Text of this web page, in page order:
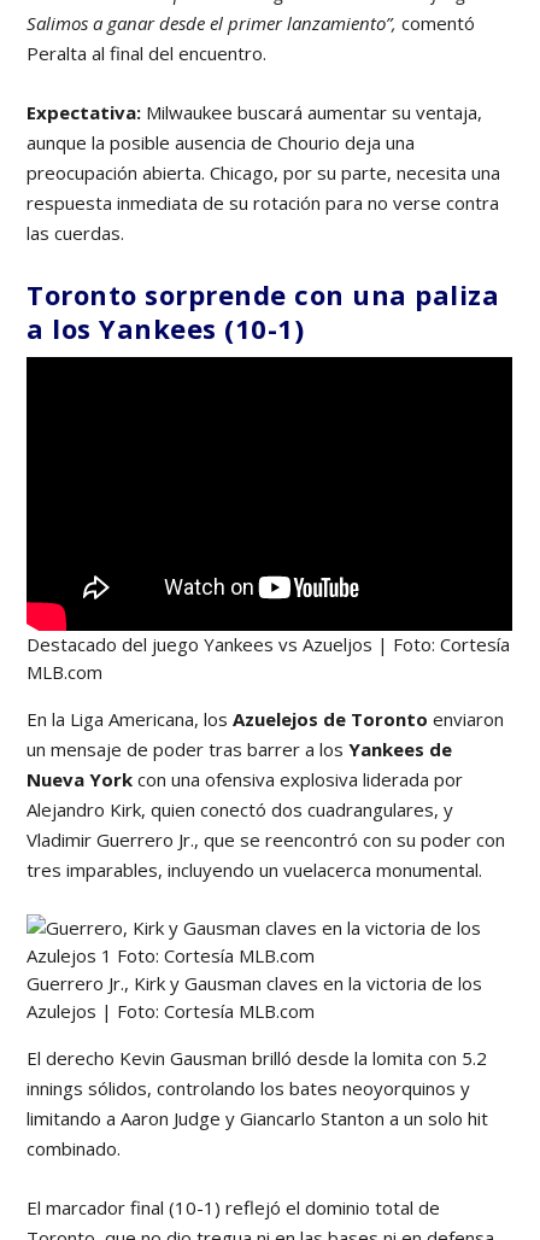
Salimos a ganar desde el primer lanzamiento”, comentó
Peralta al final del encuentro.
Expectativa: Milwaukee buscará aumentar su ventaja,
aunque la posible ausencia de Chourio deja una
preocupación abierta. Chicago, por su parte, necesita una
respuesta inmediata de su rotación para no verse contra
las cuerdas.
Toronto sorprende con una paliza
a los Yankees (10-1)
Destacado del juego Yankees vs Azueljos | Foto: Cortesía
MLB.com
En la Liga Americana, losAzuelejos de Toronto enviaron
un mensaje de poder tras barrer a losYankees de
Nueva York con una ofensiva explosiva liderada por
Alejandro Kirk, quien conectó dos cuadrangulares, y
Vladimir Guerrero Jr., que se reencontró con su poder con
tres imparables, incluyendo un vuelacerca monumental.
Guerrero Jr., Kirk y Gausman claves en la victoria de los
Azulejos | Foto: Cortesía MLB.com
El derecho Kevin Gausman brilló desde la lomita con 5.2
innings sólidos, controlando los bates neoyorquinos y
limitando a Aaron Judge y Giancarlo Stanton a un solo hit
combinado.
El marcador final (10-1) reflejó el dominio total de